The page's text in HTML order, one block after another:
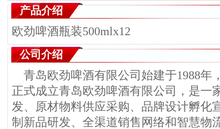
产品介绍
欧劲啤酒瓶装500mlx12
公司介绍
青岛欧劲啤酒有限公司始建于1988年
正式成立青岛欧劲啤酒有限公司，是一
发、原材物料供应采购、品牌设计孵化
制新品研发、全渠道销售网络和智慧物